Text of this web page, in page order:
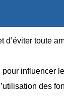
d’éviter toute
influencer
des